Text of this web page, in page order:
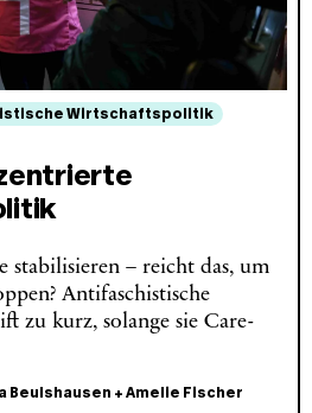
Wirtschaftspolitik
stabilisieren – reicht das, um
Antifaschistische
zu kurz, solange sie Care-
Beulshausen + Amelie Fischer